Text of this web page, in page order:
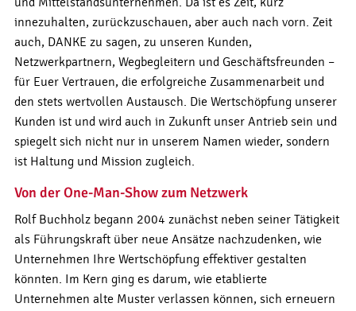
innezuhalten, zurückzuschauen, aber auch nach vorn. Zeit
auch, DANKE zu sagen, zu unseren Kunden,
Netzwerkpartnern, Wegbegleitern und Geschäftsfreunden –
für Euer Vertrauen, die erfolgreiche Zusammenarbeit und
den stets wertvollen Austausch. Die Wertschöpfung unserer
Kunden ist und wird auch in Zukunft unser Antrieb sein und
spiegelt sich nicht nur in unserem Namen wieder, sondern
ist Haltung und Mission zugleich.
Von der One-Man-Show zum Netzwerk
Rolf Buchholz begann 2004 zunächst neben seiner Tätigkeit
als Führungskraft über neue Ansätze nachzudenken, wie
Unternehmen Ihre Wertschöpfung effektiver gestalten
könnten. Im Kern ging es darum, wie etablierte
Unternehmen alte Muster verlassen können, sich erneuern